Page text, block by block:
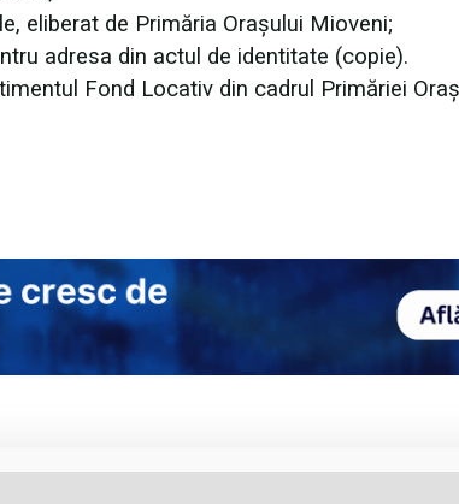
eliberat de Primăria Orașului Mioveni;
adresa din actul de identitate (copie).
Fond Locativ din cadrul Primăriei